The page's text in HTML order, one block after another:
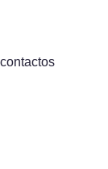
contactos